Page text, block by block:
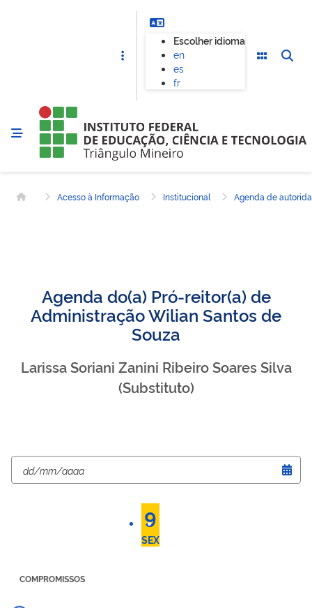
Escolher idioma
en
es
fr
Página inicialAcesso à Informação Institucional Agenda de
Agenda do(a) Pró-reitor(a) de
Administração Wilian Santos de
Souza
Larissa Soriani Zanini Ribeiro Soares Silva
(Substituto)
8 9
SEX
COMPROMISSOS